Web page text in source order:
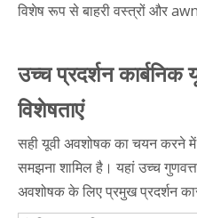
विशेष रूप से बाहरी वस्त्रों और
उच्च प्रदर्शन
विशेषताएं
सही यूवी अवशोषक का चयन करने में
समझना शामिल है। यहां उच्च
अवशोषक के लिए प्रमुख प्रदर्शन